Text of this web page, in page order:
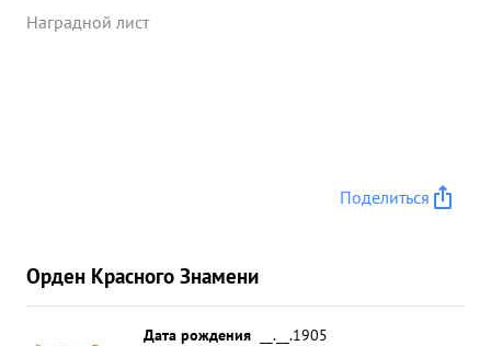
Гвардейской Армии и корпуса. Частями дивизии с
Наградной лист
Поделиться
Орден Красного Знамени
Дата рождения
__.__.1905